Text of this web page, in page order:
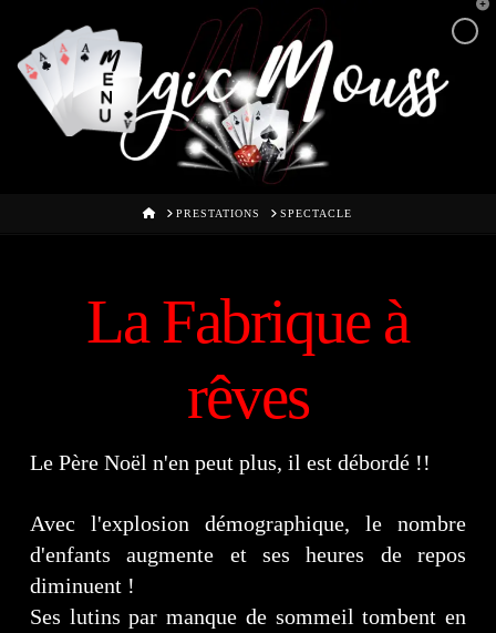
HOMEPRESTATIONS SPECTACLE
La Fabrique à
rêves
Le Père Noël n'en peut plus, il est débordé !!
Avec l'explosion démographique, le nombre
d'enfants augmente et ses heures de repos
diminuent !
Ses lutins par manque de sommeil tombent en